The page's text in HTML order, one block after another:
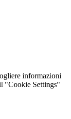
informazioni
"Cookie Settings"